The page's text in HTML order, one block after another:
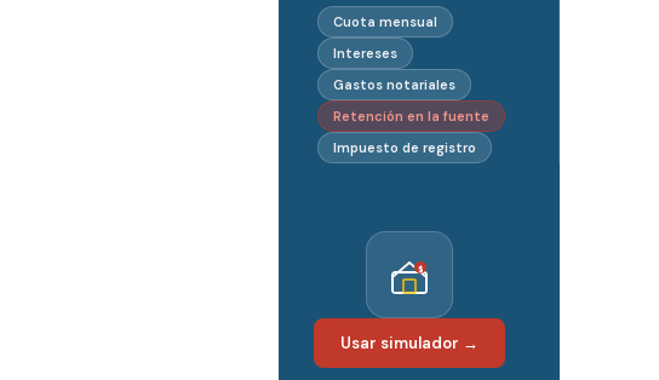
Cuota mensual
Intereses
Gastos notariales
Retención en la fuente
Impuesto de registro
$
Usar simulador →